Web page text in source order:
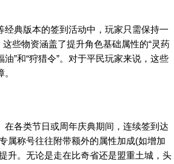
典版本的签到活动中，玩家只需保持一
些物资涵盖了提升角色基础属性的“灵药
”和“狩猎令”。对于平民玩家来说，这些
各类节日或周年庆典期间，连续签到达
属称号往往附带额外的属性加成(如增加
升。无论是走在比奇省还是盟重土城，头